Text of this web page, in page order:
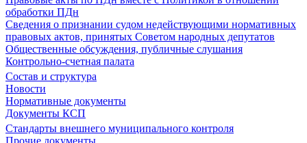
обработки ПДн
Сведения о признании судом недействующими нормативных
правовых актов, принятых Советом народных депутатов
Общественные обсуждения, публичные слушания
Контрольно-счетная палата
Состав и структура
Новости
Нормативные документы
Документы КСП
Стандарты внешнего муниципального контроля
Прочие документы